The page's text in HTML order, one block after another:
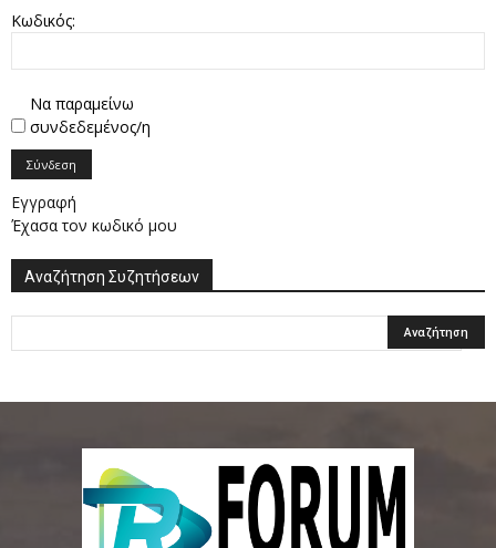
Κωδικός:
Να παραμείνω
συνδεδεμένος/η
Σύνδεση
Εγγραφή
Έχασα τον κωδικό μου
Αναζήτηση Συζητήσεων